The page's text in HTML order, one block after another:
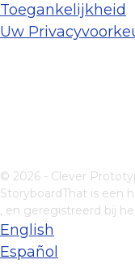
Toegankelijkheid
Uw
© 2026 - Clever
StoryboardThat is een
, en geregistreerd bij
English
Español